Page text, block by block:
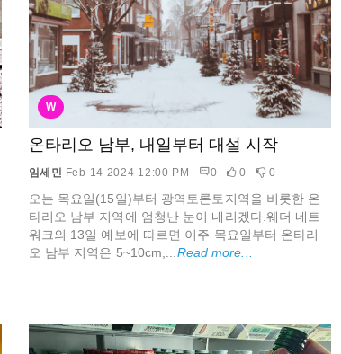
W
온타리오 남부, 내일부터 대설 시작
임세민 Feb 14 2024 12:00 PM 0 0 0
오는 목요일(15일)부터 광역토론토지역을 비롯한 온
타리오 남부 지역에 엄청난 눈이 내리겠다.웨더 네트
워크의 13일 예보에 따르면 이주 목요일부터 온타리
오 남부 지역은 5~10cm,...Read more...